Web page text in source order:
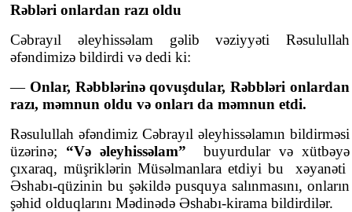
Rəbləri onlardan razı oldu
Cəbrayıl əleyhissəlam gəlib vəziyyəti Rəsulullah
əfəndimizə bildirdi və dedi ki:
— Onlar, Rəbblərinə qovuşdular, Rəbbləri onlardan
razı, məmnun oldu və onları da məmnun etdi.
Rəsulullah əfəndimiz Cəbrayıl əleyhissəlamın bildirməsi
üzərinə; “Və əleyhissəlam”
buyurdular və xütbəyə
çıxaraq, müşriklərin Müsəlmanlara etdiyi bu xəyanəti
Əshabı-qüzinin bu şəkildə pusquya salınmasını, onların
şəhid olduqlarını Mədinədə Əshabı-kirama bildirdilər.